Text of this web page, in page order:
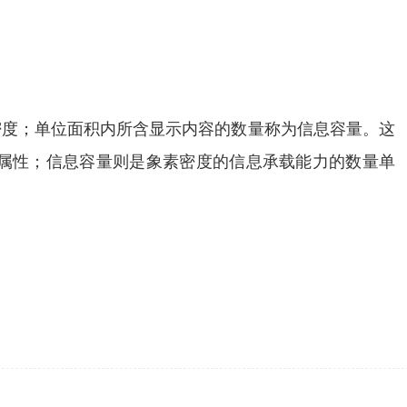
；单位面积内所含显示内容的数量称为信息容量。这
；信息容量则是象素密度的信息承载能力的数量单